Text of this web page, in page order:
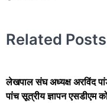
Related Posts
लेखपाल संघ अध्यक्ष अरविंद
पांच सूत्रीय ज्ञापन एसडीएम